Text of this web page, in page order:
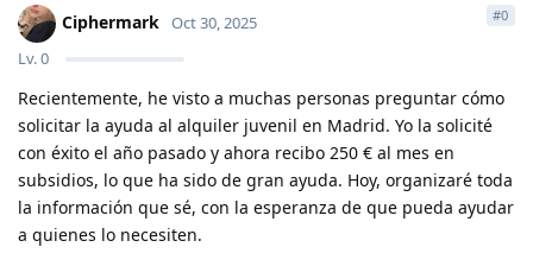
Ciphermark
Lv.0
Oct 30, 2025 #0
Recientemente, he visto a muchas personas preguntar cómo
solicitar la ayuda al alquiler juvenil en Madrid. Yo la solicité
con éxito el año pasado y ahora recibo 250 € al mes en
subsidios, lo que ha sido de gran ayuda. Hoy, organizaré toda
la información que sé, con la esperanza de que pueda ayudar
a quienes lo necesiten.